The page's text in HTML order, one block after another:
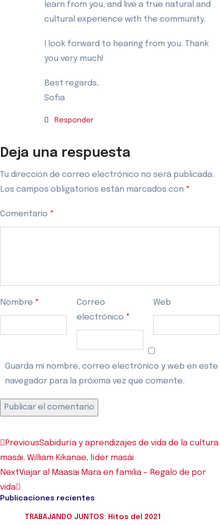
learn from you, and live a true natural and
cultural experience with the community.
I look forward to hearing from you. Thank
you very much!
Best regards,
Sofia
Responder
Deja una respuesta
Tu dirección de correo electrónico no será publicada.
Los campos obligatorios están marcados con *
Comentario *
Nombre *
Correo
electrónico *
Web
Guarda mi nombre, correo electrónico y web en este
navegador para la próxima vez que comente.
PreviousSabiduría y aprendizajes de vida de la cultura
masái. William Kikanae, líder masái
NextViajar al Maasai Mara en familia – Regalo de por
vida
Publicaciones recientes
TRABAJANDO JUNTOS: Hitos del 2021